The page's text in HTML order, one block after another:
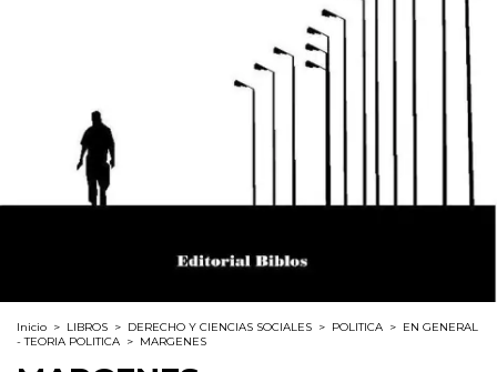
Inicio > LIBROS > DERECHO Y CIENCIAS SOCIALES > POLITICA > EN GENERAL
- TEORIA POLITICA > MARGENES